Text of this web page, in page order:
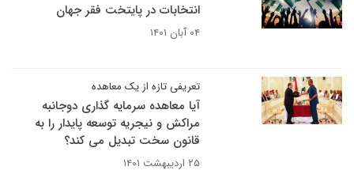
انتخابات در پایتخت فقر جهان
۰۴ آبان ۱۴۰۱
تعریفی تازه از یک معاهده
آیا معاهده سرمایه گذاری دوجانبه
مراکش و نیجریه توسعه پایدار را به
قانون سخت تبدیل می کند؟
۲۵ اردیبهشت ۱۴۰۱